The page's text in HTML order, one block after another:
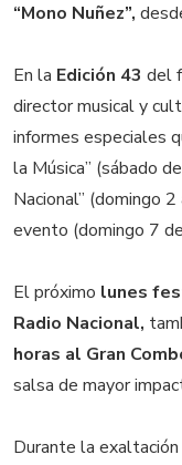
“Mono Nuñez”,
En la Edición 43 del
director musical y
informes especiales
la Música” (sábado
Nacional” (domingo
evento (domingo 7
El próximo lunes
Radio Nacional,
horas al Gran
salsa de mayor
Durante la exaltación